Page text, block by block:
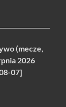
(mecze,
2026
07]